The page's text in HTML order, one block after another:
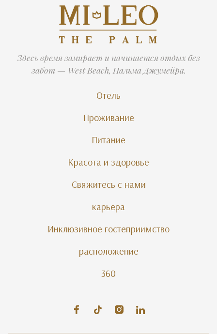
Здесь время замирает и начинается отдых без
забот — West Beach, Пальма Джумейра.
Отель
Проживание
Питание
Красота и здоровье
Свяжитесь с нами
карьера
Инклюзивное гостеприимство
расположение
360